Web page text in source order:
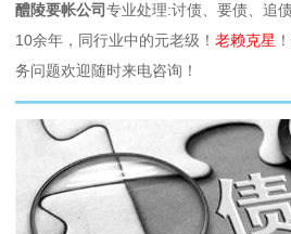
醴陵要帐公司专业处理:讨债、要债、追
10余年，同行业中的元老级！ 老赖克星
务问题欢迎随时来电咨询！